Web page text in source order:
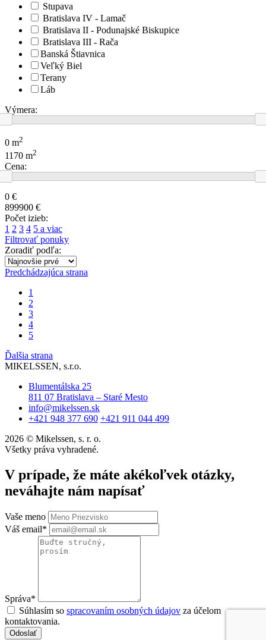
Stupava
Bratislava IV - Lamač
Bratislava II - Podunajské Biskupice
Bratislava III - Rača
Banská Štiavnica
Veľký Biel
Terany
Láb
Výmera:
0 m2
1170 m2
Cena:
0 €
899900 €
Počet izieb:
1 2 3 4 5 a viac
Filtrovať ponuky
Zoradiť podľa:
Predchádzajúca strana
1
2
3
4
5
Ďalšia strana
MIKELSSEN, s.r.o.
Blumentálska 25
811 07 Bratislava – Staré Mesto
info@mikelssen.sk
+421 948 377 690 +421 911 044 499
2026 © Mikelssen, s. r. o.
Všetky práva vyhradené.
V prípade, že máte akékoľvek otázky,
neváhajte nám napísať
Vaše meno
Váš email*
Správa*
Súhlasím so spracovaním osobných údajov za účelom
kontaktovania.
Odoslať